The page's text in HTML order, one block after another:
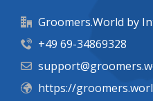
Groomers.World by
+49 69-34869328
https://